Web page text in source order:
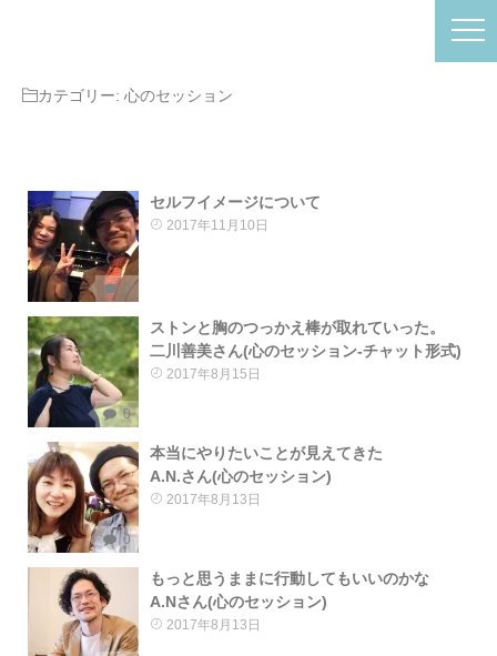
カテゴリー: 心のセッション
0
セルフイメージについて
2017年11月10日
0
ストンと胸のつっかえ棒が取れていった。
二川善美さん(心のセッション-チャット形式)
2017年8月15日
0
本当にやりたいことが見えてきた
A.N.さん(心のセッション)
2017年8月13日
もっと思うままに行動してもいいのかな
A.Nさん(心のセッション)
2017年8月13日